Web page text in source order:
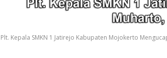
Plt. Kepala SMKN 1 Jatirejo Kabupaten Mojokerto